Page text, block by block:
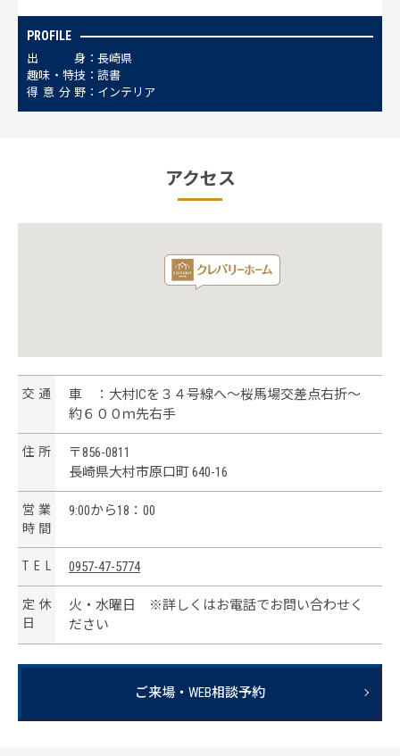
PROFILE
出 身
長崎県
趣味 ・ 特技
読書
得 意 分 野 インテリア
アクセス
交 通
車 ：大村ICを３４号線へ～桜馬場交差点右折～
約６００ｍ先右手
住 所
〒856-0811
長崎県大村市原口町 640-16
営 業
時 間
9:00から18：00
T E 0957-47-5774
定 休
日
火・水曜日 ※詳しくはお電話でお問い合わせく
ださい
ご来場・WEB相談予約